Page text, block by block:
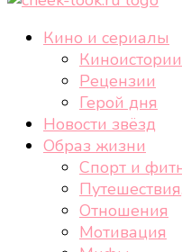
cheek-look.ru
Женский сайт о
Кино и сериалы
Киноистории
Рецензии
Герой дня
Новости звёзд
Образ жизни
Спорт и
Отношения
Мотивация